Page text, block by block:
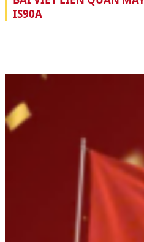
IS90A